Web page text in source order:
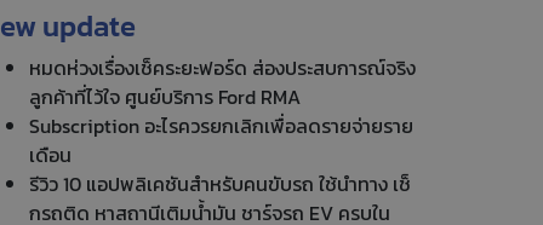
update
หมดห่วงเรื่องเช็คระยะฟอร์ด ส่องประสบการณ์จริง
ลูกค้าที่ไว้ใจ ศูนย์บริการ Ford RMA
Subscription อะไรควรยกเลิกเพื่อลดรายจ่ายราย
เดือน
รีวิว 10 แอปพลิเคชันสำหรับคนขับรถ ใช้นำทาง เช็
กรถติด หาสถานีเติมน้ำมัน ชาร์จรถ EV ครบใน